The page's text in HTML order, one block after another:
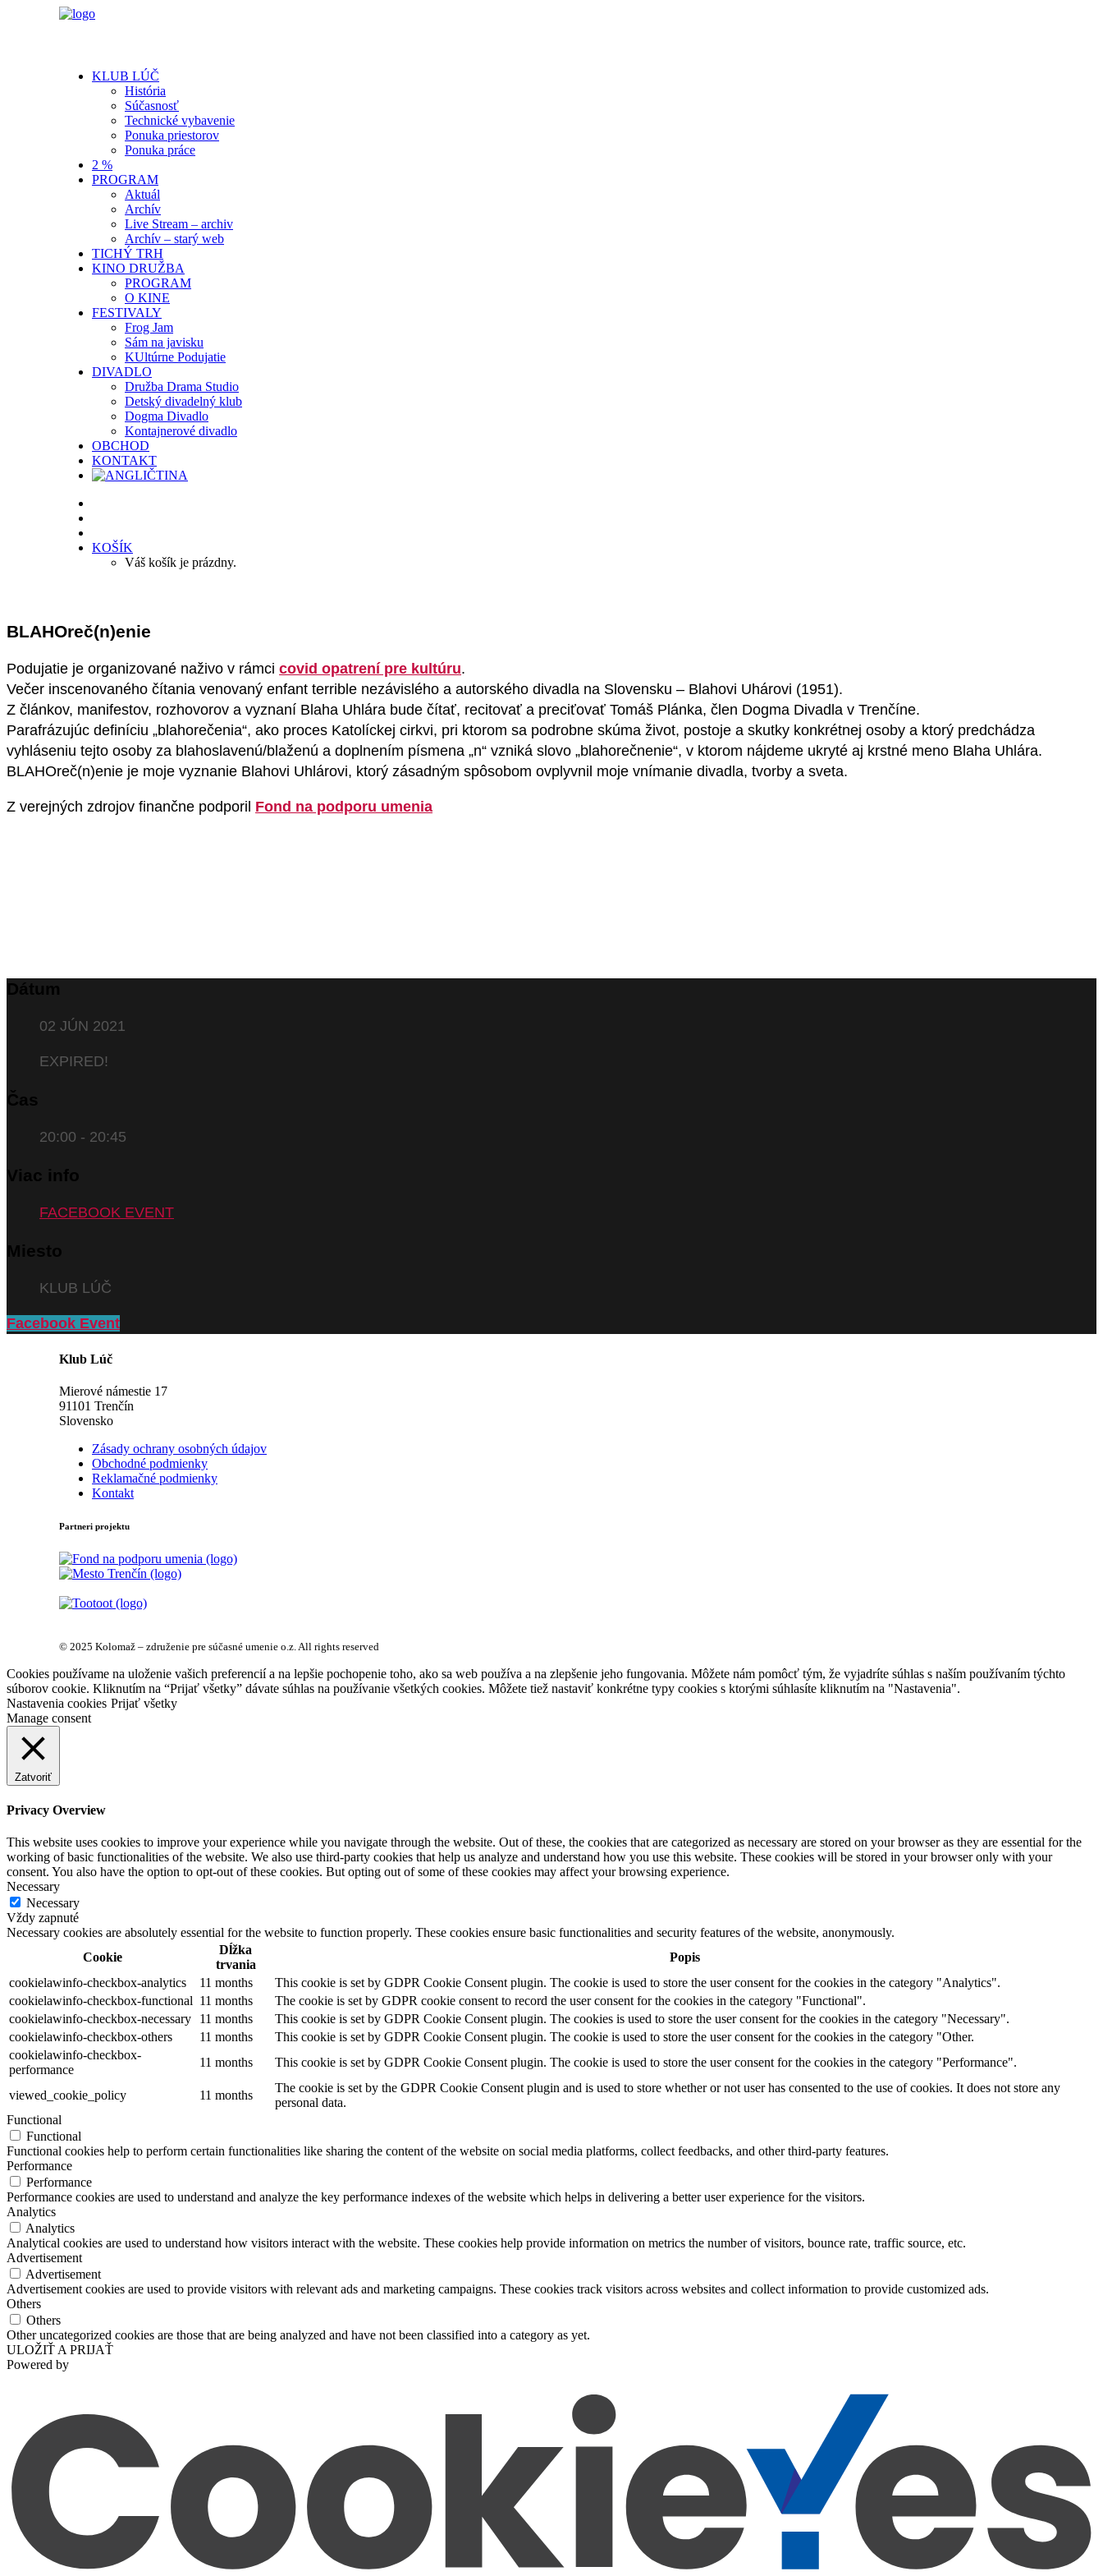
KLUB LÚČ
História
Súčasnosť
Technické vybavenie
Ponuka priestorov
Ponuka práce
2 %
PROGRAM
Aktuál
Archív
Live Stream – archiv
Archív – starý web
TICHÝ TRH
KINO DRUŽBA
PROGRAM
O KINE
FESTIVALY
Frog Jam
Sám na javisku
KUltúrne Podujatie
DIVADLO
Družba Drama Studio
Detský divadelný klub
Dogma Divadlo
Kontajnerové divadlo
OBCHOD
KONTAKT
KOŠÍK
Váš košík je prázdny.
BLAHOreč(n)enie
Podujatie je organizované naživo v rámci covid opatrení pre kultúru.
Večer inscenovaného čítania venovaný enfant terrible nezávislého a autorského divadla na Slovensku – Blahovi Uhárovi (1951).
Z článkov, manifestov, rozhovorov a vyznaní Blaha Uhlára bude čítať, recitovať a preciťovať Tomáš Plánka, člen Dogma Divadla v Trenčíne.
Parafrázujúc definíciu „blahorečenia“, ako proces Katolíckej cirkvi, pri ktorom sa podrobne skúma život, postoje a skutky konkrétnej osoby a ktorý predchádza
vyhláseniu tejto osoby za blahoslavenú/blaženú a doplnením písmena „n“ vzniká slovo „blahorečnenie“, v ktorom nájdeme ukryté aj krstné meno Blaha Uhlára.
BLAHOreč(n)enie je moje vyznanie Blahovi Uhlárovi, ktorý zásadným spôsobom ovplyvnil moje vnímanie divadla, tvorby a sveta.
Z verejných zdrojov finančne podporil Fond na podporu umenia
Dátum
02 JÚN 2021
EXPIRED!
Čas
20:00 - 20:45
Viac info
FACEBOOK EVENT
Miesto
KLUB LÚČ
Facebook Event
Klub Lúč
Mierové námestie 17
91101 Trenčín
Slovensko
Zásady ochrany osobných údajov
Obchodné podmienky
Reklamačné podmienky
Kontakt
Partneri projektu
© 2025 Kolomaž – združenie pre súčasné umenie o.z. All rights reserved
Cookies používame na uloženie vašich preferencií a na lepšie pochopenie toho, ako sa web používa a na zlepšenie jeho fungovania. Môžete nám pomôcť tým, že vyjadríte súhlas s naším používaním týchto
súborov cookie. Kliknutím na “Prijať všetky” dávate súhlas na používanie všetkých cookies. Môžete tiež nastaviť konkrétne typy cookies s ktorými súhlasíte kliknutím na "Nastavenia".
Nastavenia cookies Prijať všetky
Manage consent
Zatvoriť
Privacy Overview
This website uses cookies to improve your experience while you navigate through the website. Out of these, the cookies that are categorized as necessary are stored on your browser as they are essential for the
working of basic functionalities of the website. We also use third-party cookies that help us analyze and understand how you use this website. These cookies will be stored in your browser only with your
consent. You also have the option to opt-out of these cookies. But opting out of some of these cookies may affect your browsing experience.
Necessary
Necessary
Vždy zapnuté
Necessary cookies are absolutely essential for the website to function properly. These cookies ensure basic functionalities and security features of the website, anonymously.
Cookie
Dĺžka
trvania
Popis
cookielawinfo-checkbox-analytics
11 months
This cookie is set by GDPR Cookie Consent plugin. The cookie is used to store the user consent for the cookies in the category "Analytics".
cookielawinfo-checkbox-functional 11 months
The cookie is set by GDPR cookie consent to record the user consent for the cookies in the category "Functional".
cookielawinfo-checkbox-necessary
11 months
This cookie is set by GDPR Cookie Consent plugin. The cookies is used to store the user consent for the cookies in the category "Necessary".
cookielawinfo-checkbox-others
11 months
This cookie is set by GDPR Cookie Consent plugin. The cookie is used to store the user consent for the cookies in the category "Other.
cookielawinfo-checkbox-
performance
11 months This cookie is set by GDPR Cookie Consent plugin. The cookie is used to store the user consent for the cookies in the category "Performance".
viewed_cookie_policy 11 months
The cookie is set by the GDPR Cookie Consent plugin and is used to store whether or not user has consented to the use of cookies. It does not store any
personal data.
Functional
Functional
Functional cookies help to perform certain functionalities like sharing the content of the website on social media platforms, collect feedbacks, and other third-party features.
Performance
Performance
Performance cookies are used to understand and analyze the key performance indexes of the website which helps in delivering a better user experience for the visitors.
Analytics
Analytics
Analytical cookies are used to understand how visitors interact with the website. These cookies help provide information on metrics the number of visitors, bounce rate, traffic source, etc.
Advertisement
Advertisement
Advertisement cookies are used to provide visitors with relevant ads and marketing campaigns. These cookies track visitors across websites and collect information to provide customized ads.
Others
Others
Other uncategorized cookies are those that are being analyzed and have not been classified into a category as yet.
ULOŽIŤ A PRIJAŤ
Powered by